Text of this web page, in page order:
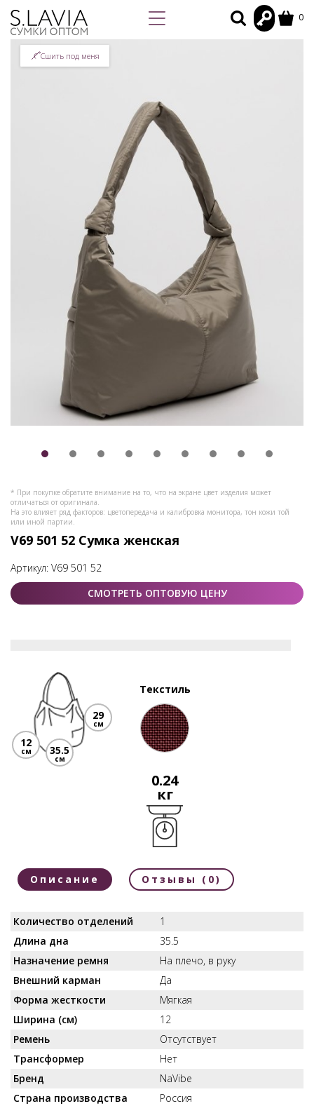
0
* При покупке обратите внимание на то, что на экране цвет изделия может
отличаться от оригинала.
На это влияет ряд факторов: цветопередача и калибровка монитора, тон кожи той
или иной партии.
Сшить под меня
V69 501 52 Сумка женская
Артикул: V69 501 52
СМОТРЕТЬ ОПТОВУЮ ЦЕНУ
12
см
29
см
35.5
см
Текстиль
0.24
кг
Описание Отзывы (0)
Количество отделений
1
Длина дна
35.5
Назначение ремня
На плечо, в руку
Внешний карман
Да
Форма жесткости
Мягкая
Ширина (см)
12
Ремень
Отсутствует
Трансформер
Нет
Бренд
NaVibe
Страна производства
Россия